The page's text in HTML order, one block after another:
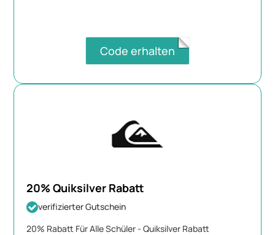
Code erhalten
20% Quiksilver Rabatt
verifizierter Gutschein
20% Rabatt Für Alle Schüler - Quiksilver Rabatt